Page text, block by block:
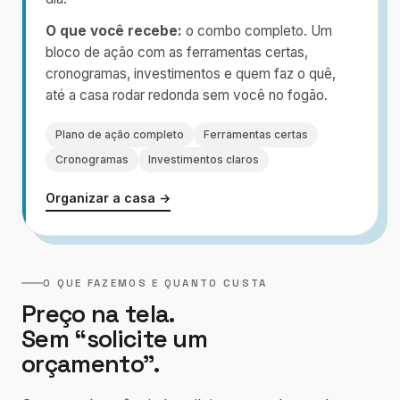
O que você recebe: o combo completo. Um
bloco de ação com as ferramentas certas,
cronogramas, investimentos e quem faz o quê,
até a casa rodar redonda sem você no fogão.
Plano de ação completo
Ferramentas certas
Cronogramas
Investimentos claros
Organizar a casa →
O QUE FAZEMOS E QUANTO CUSTA
Preço na tela.
Sem “solicite um
orçamento”.